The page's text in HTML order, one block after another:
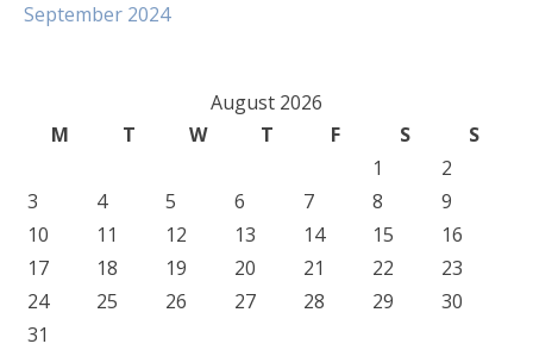
September 2024
August 2026
M
T W T F S
S
1
2
3
4 5 6 7 8
9
10
11 12 13 14 15
16
17
18 19 20 21 22
23
24
25 26 27 28 29
30
31